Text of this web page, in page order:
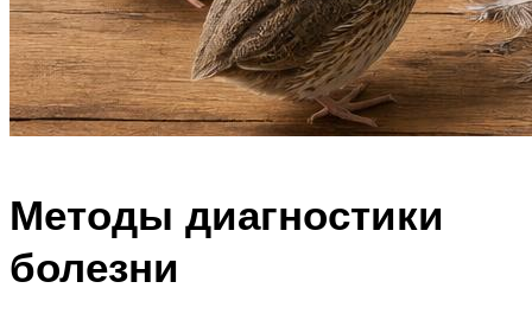
Методы диагностики
болезни